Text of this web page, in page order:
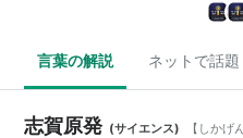
言葉の解説 ネットで話題
志賀原発 (サイエンス) 【 しかげ